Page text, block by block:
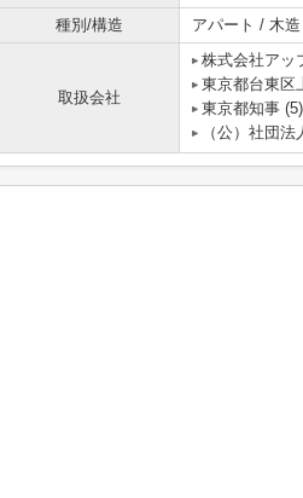
種別/構造
アパート / 木造
取扱会社
株式会社アッ
東京都台東区
東京都知事
（公）社団